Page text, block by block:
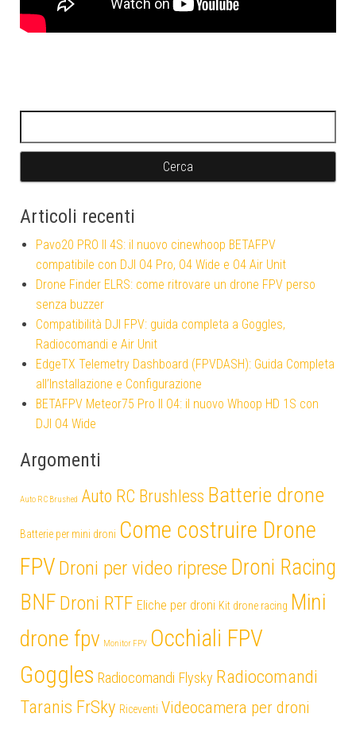
Articoli recenti
Pavo20 PRO II 4S: il nuovo cinewhoop BETAFPV
compatibile con DJI O4 Pro, O4 Wide e O4 Air Unit
Drone Finder ELRS: come ritrovare un drone FPV perso
senza buzzer
Compatibilità DJI FPV: guida completa a Goggles,
Radiocomandi e Air Unit
EdgeTX Telemetry Dashboard (FPVDASH): Guida Completa
all’Installazione e Configurazione
BETAFPV Meteor75 Pro II O4: il nuovo Whoop HD 1S con
DJI O4 Wide
Argomenti
Auto RC Brushed Auto RC Brushless Batterie drone
Batterie per mini droni Come costruire Drone
FPV Droni per video riprese Droni Racing
BNF Droni RTF Eliche per droni Kit drone racing Mini
drone fpv Monitor FPV Occhiali FPV
Goggles Radiocomandi Flysky Radiocomandi
Taranis FrSky Riceventi Videocamera per droni